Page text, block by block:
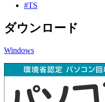
#TS
ダウンロード
Windows